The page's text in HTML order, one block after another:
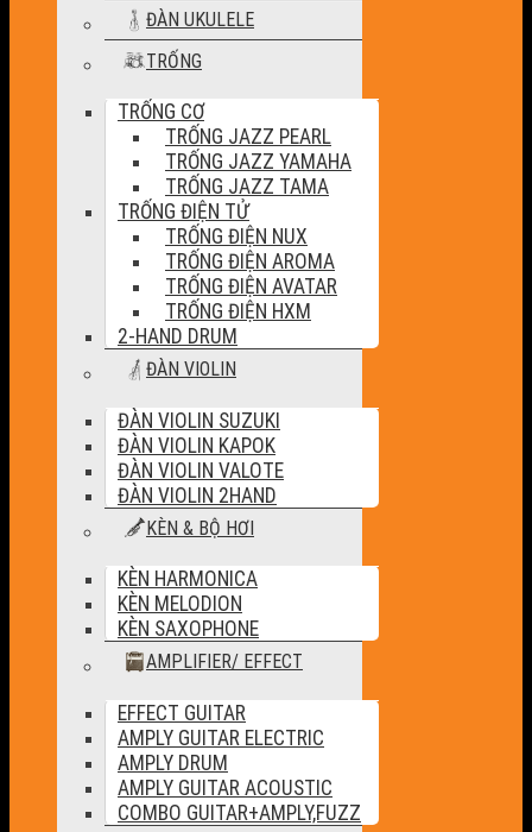
ĐÀN UKULELE
TRỐNG
TRỐNG CƠ
TRỐNG JAZZ PEARL
TRỐNG JAZZ YAMAHA
TRỐNG JAZZ TAMA
TRỐNG ĐIỆN TỬ
TRỐNG ĐIỆN NUX
TRỐNG ĐIỆN AROMA
TRỐNG ĐIỆN AVATAR
TRỐNG ĐIỆN HXM
2-HAND DRUM
ĐÀN VIOLIN
ĐÀN VIOLIN SUZUKI
ĐÀN VIOLIN KAPOK
ĐÀN VIOLIN VALOTE
ĐÀN VIOLIN 2HAND
KÈN & BỘ HƠI
KÈN HARMONICA
KÈN MELODION
KÈN SAXOPHONE
AMPLIFIER/ EFFECT
EFFECT GUITAR
AMPLY GUITAR ELECTRIC
AMPLY DRUM
AMPLY GUITAR ACOUSTIC
COMBO GUITAR+AMPLY,FUZZ